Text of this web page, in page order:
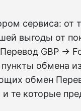
сервиса: от
выгоды от
GBP →
пункты обмена
обмен
те которые